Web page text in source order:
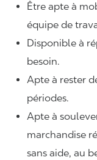
Être apte à
équipe de
Disponible à
besoin.
Apte à rester
périodes.
Apte à
marchandise
sans aide, au